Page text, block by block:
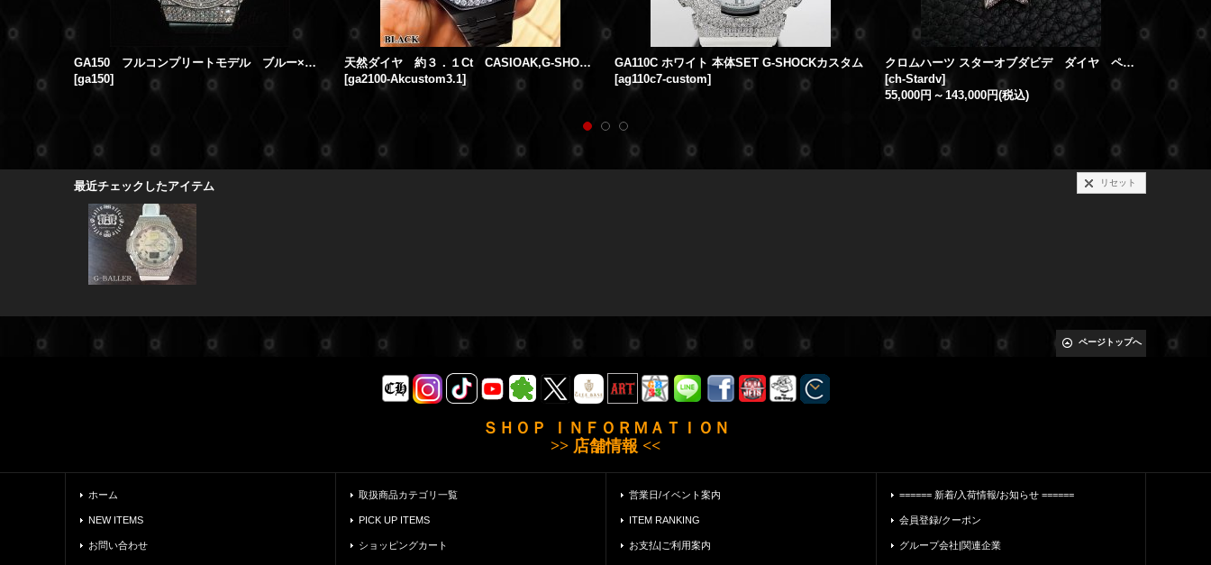
GA150 フルコンプリートモデル ブルー×ホワイト カスタム，フルセット販売！！ウブロ メンズ腕時計
[ga150]
天然ダイヤ 約３．１Ct CASIOAK,G-SHOCKカスタム GA-2100 カシオークカスタム
[ga2100-Akcustom3.1]
GA110C ホワイト 本体SET G-SHOCKカスタム
[ag110c7-custom]
クロムハーツ スターオブダビデ ダイヤ ペンダントチャーム ダイヤカスタム アフターダイヤ クロムカスタム
[ch-Stardv]
55,000円 ～ 143,000円(税込)
ｇｂ-gab
最近チェックしたアイテム リセット
ページトップへ
ＳＨＯＰ ＩＮＦＯＲＭＡＴＩＯＮ
>> 店舗情報 <<
ホーム
NEW ITEMS
お問い合わせ
取扱商品カテゴリ一覧
PICK UP ITEMS
ショッピングカート
営業日/イベント案内
ITEM RANKING
お支払|ご利用案内
====== 新着/入荷情報/お知らせ ======
会員登録/クーポン
グループ会社|関連企業